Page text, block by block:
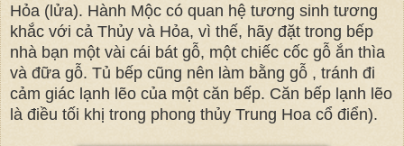
Hỏa (lửa). Hành Mộc có quan hệ tương sinh tương
khắc với cả Thủy và Hỏa, vì thế, hãy đặt trong bếp
nhà bạn một vài cái bát gỗ, một chiếc cốc gỗ ắn thìa
và đữa gỗ. Tủ bếp cũng nên làm bằng gỗ , tránh đi
cảm giác lạnh lẽo của một căn bếp. Căn bếp lạnh lẽo
là điều tối khị trong phong thủy Trung Hoa cổ điển).